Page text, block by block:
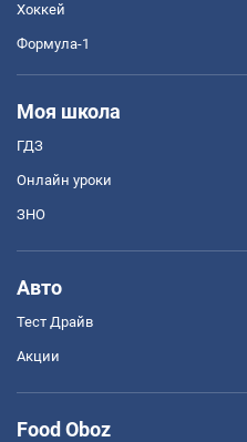
Хоккей
Формула-1
Моя школа
ГДЗ
Онлайн уроки
ЗНО
Авто
Тест Драйв
Акции
Food Oboz